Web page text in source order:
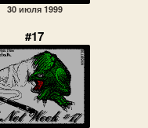
30 июля 1999
#17